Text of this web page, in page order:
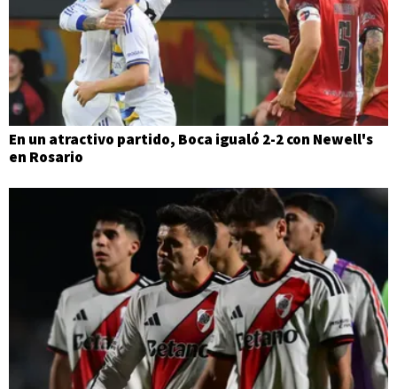
En un atractivo partido, Boca igualó 2-2 con Newell's
en Rosario